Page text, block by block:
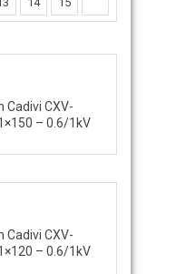
Cadivi CXV-
– 0.6/1kV
Cadivi CXV-
– 0.6/1kV